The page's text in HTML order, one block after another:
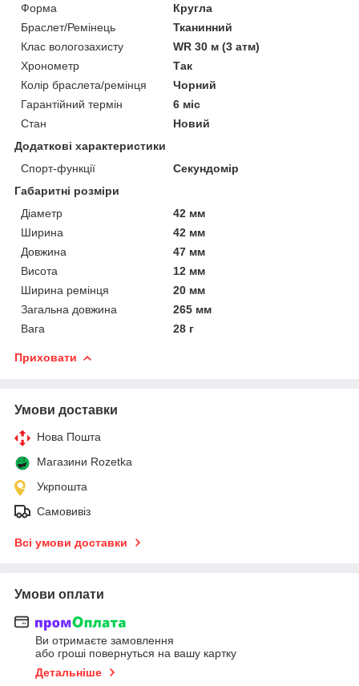
Форма
Кругла
Браслет/Ремінець
Тканинний
Клас вологозахисту
WR 30 м (3 атм)
Хронометр
Так
Колір браслета/ремінця
Чорний
Гарантійний термін
6 міс
Стан
Новий
Додаткові характеристики
Спорт-функції
Секундомір
Габаритні розміри
Діаметр
42 мм
Ширина
42 мм
Довжина
47 мм
Висота
12 мм
Ширина ремінця
20 мм
Загальна довжина
265 мм
Вага
28 г
Приховати
Умови доставки
Нова Пошта
Магазини Rozetka
Укрпошта
Самовивіз
Всі умови доставки
Умови оплати
Ви отримаєте замовлення
або гроші повернуться на вашу картку
Детальніше